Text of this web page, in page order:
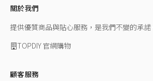
關於我們
提供優質商品與貼心服務，是我們不變的承諾
TOPDIY 官網購物
顧客服務